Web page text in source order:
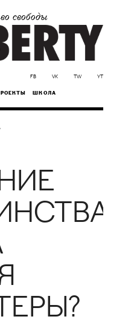
свободы
FB VK TW YT
ШКОЛА